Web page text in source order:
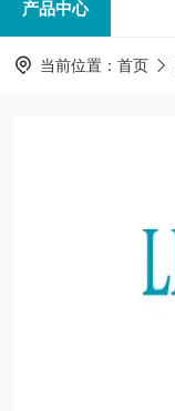
产品中心
当前位置： 首页